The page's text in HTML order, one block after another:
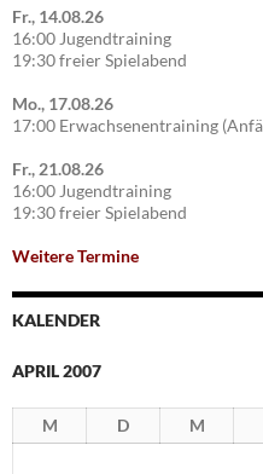
Fr., 14.08.26
16:00 Jugendtraining
19:30 freier Spielabend
Mo., 17.08.26
17:00 Erwachsenentraining
Fr., 21.08.26
16:00 Jugendtraining
19:30 freier Spielabend
Weitere Termine
KALENDER
APRIL 2007
M D M